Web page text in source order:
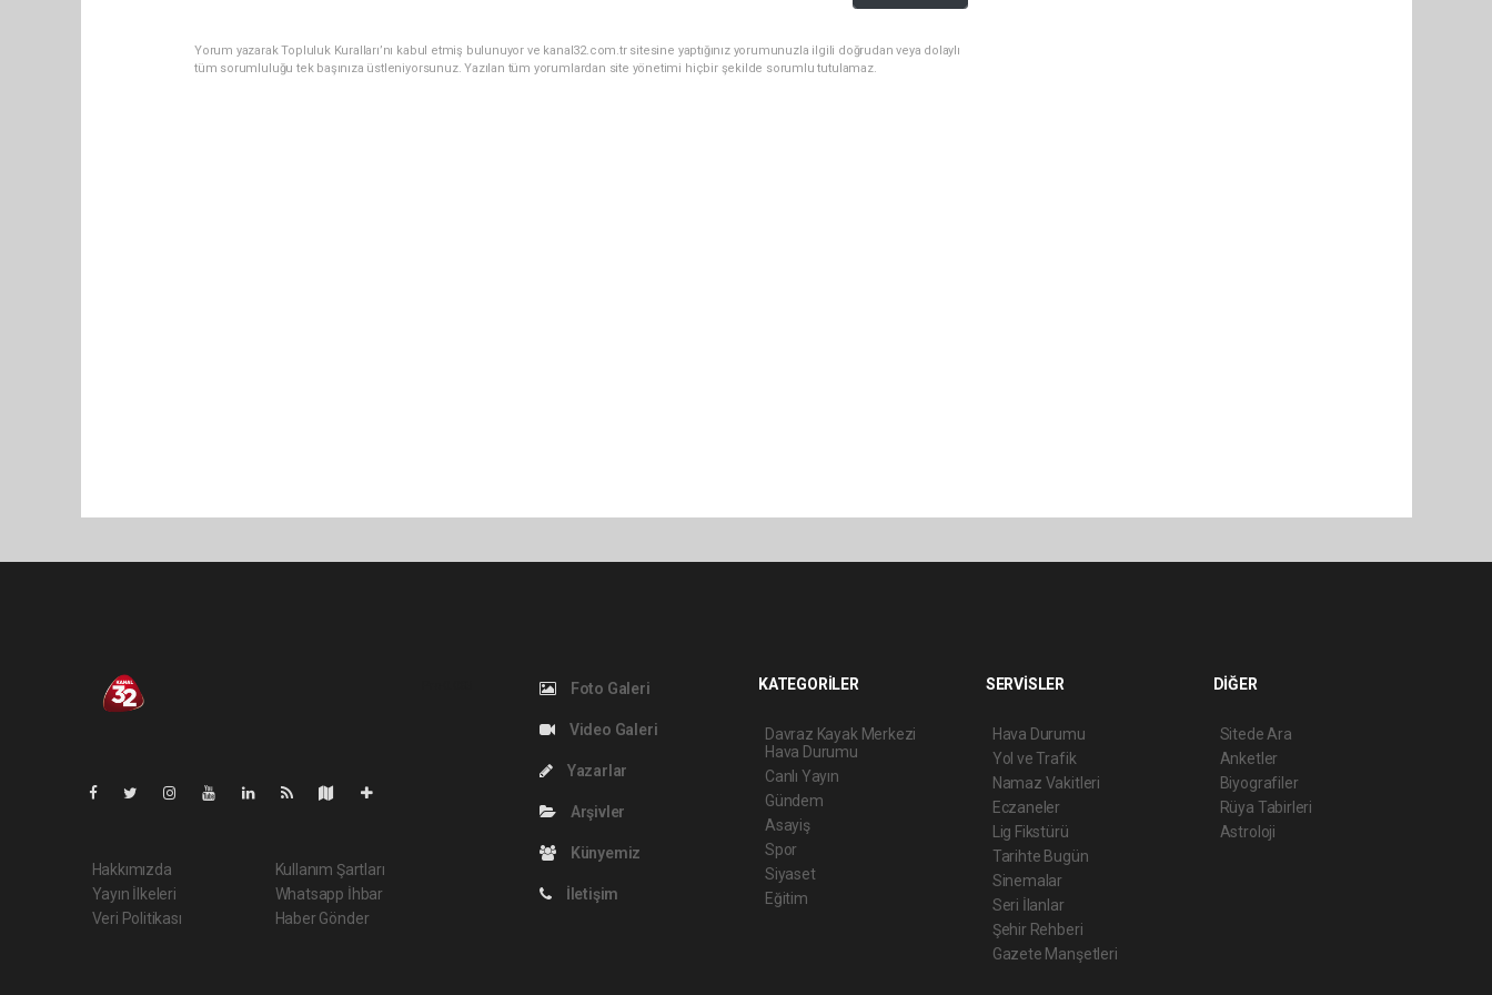
Yorum yazarak Topluluk Kuralları’nı kabul etmiş bulunuyor ve kanal32.com.tr sitesine yaptığınız yorumunuzla ilgili doğrudan veya dolaylı
tüm sorumluluğu tek başınıza üstleniyorsunuz. Yazılan tüm yorumlardan site yönetimi hiçbir şekilde sorumlu tutulamaz.
Hakkımızda
Yayın İlkeleri
Veri Politikası
Kullanım Şartları
Whatsapp İhbar
Haber Gönder
Foto Galeri
Video Galeri
Yazarlar
Arşivler
Künyemiz
İletişim
KATEGORİLER
Davraz Kayak Merkezi
Hava Durumu
Canlı Yayın
Gündem
Asayiş
Spor
Siyaset
Eğitim
SERVİSLER
Hava Durumu
Yol ve Trafik
Namaz Vakitleri
Eczaneler
Lig Fikstürü
Tarihte Bugün
Sinemalar
Seri İlanlar
Şehir Rehberi
Gazete Manşetleri
DİĞER
Sitede Ara
Anketler
Biyografiler
Rüya Tabirleri
Astroloji